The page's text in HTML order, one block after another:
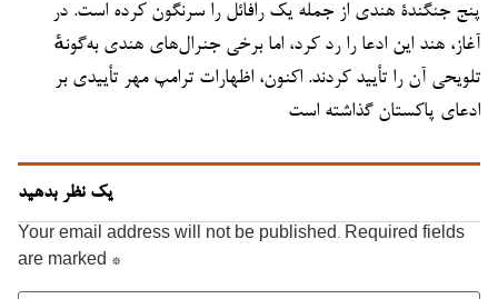
پنج جنگندۀ هندی از جمله یک رافائل را سرنگون کرده است. در
آغاز، هند این ادعا را رد کرد، اما برخی جنرال‌های هندی به‌گونهٔ
تلویحی آن را تأیید کردند. اکنون، اظهارات ترامپ مهر تأییدی بر
ادعای پاکستان گذاشته است
یک نظر بدهید
Your email address will not be published. Required fields
are marked *